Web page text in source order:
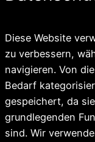
Diese Website
zu verbessern,
navigieren. Von
Bedarf
gespeichert, da
grundlegenden
sind. Wir